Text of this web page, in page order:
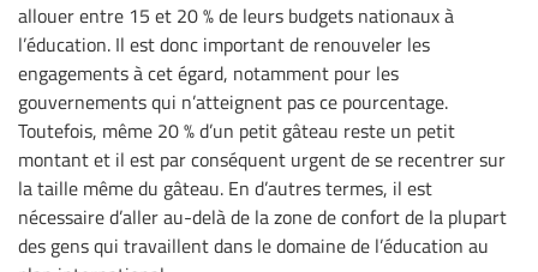
allouer entre 15 et 20 % de leurs budgets nationaux à
l’éducation. Il est donc important de renouveler les
engagements à cet égard, notamment pour les
gouvernements qui n’atteignent pas ce pourcentage.
Toutefois, même 20 % d’un petit gâteau reste un petit
montant et il est par conséquent urgent de se recentrer sur
la taille même du gâteau. En d’autres termes, il est
nécessaire d’aller au-delà de la zone de confort de la plupart
des gens qui travaillent dans le domaine de l’éducation au